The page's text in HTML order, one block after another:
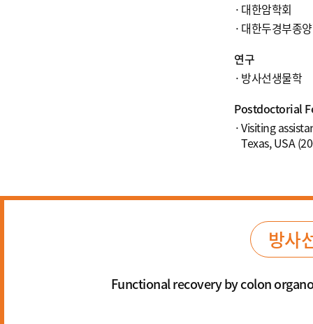
대한암학회
대한두경부종
연구
방사선생물학
Postdoctorial
Visiting
Texas, USA
방사
Functional recovery by colon